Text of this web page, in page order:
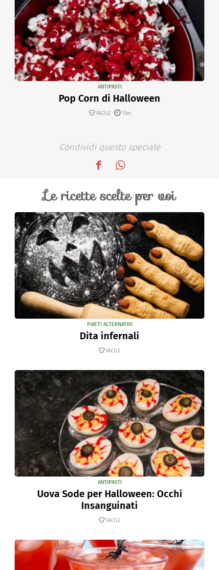
ANTIPASTI
Pop Corn di Halloween
FACILE 15m
Condividi questo speciale
Le ricette scelte per voi
PIATTI ALTERNATIVI
Dita infernali
FACILE
ANTIPASTI
Uova Sode per Halloween: Occhi
Insanguinati
FACILE